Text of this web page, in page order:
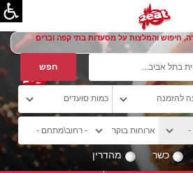
חיפוש והמלצות על מסעדות בתי קפה וברים
כשר מהדרין